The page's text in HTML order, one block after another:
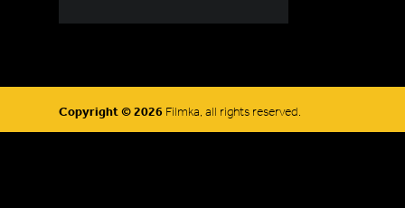
Copyright © 2026 Filmka, all rights reserved.